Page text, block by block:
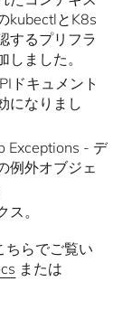
kubectlとK8s
するプリフラ
ました。
ドキュメント
になりまし
Exceptions - デ
例外オブジェ
。
ちらでご覧い
または